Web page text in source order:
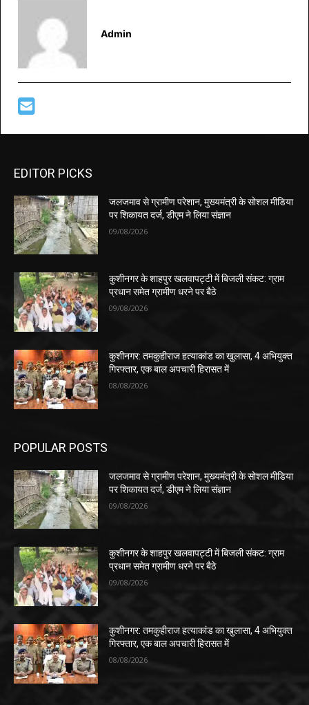
Admin
EDITOR PICKS
जलजमाव से ग्रामीण परेशान, मुख्यमंत्री के सोशल मीडिया
पर शिकायत दर्ज, डीएम ने लिया संज्ञान
09/08/2026
कुशीनगर के शाहपुर खलवापट्टी में बिजली संकट: ग्राम
प्रधान समेत ग्रामीण धरने पर बैठे
09/08/2026
कुशीनगर: तमकुहीराज हत्याकांड का खुलासा, 4 अभियुक्त
गिरफ्तार, एक बाल अपचारी हिरासत में
08/08/2026
POPULAR POSTS
जलजमाव से ग्रामीण परेशान, मुख्यमंत्री के सोशल मीडिया
पर शिकायत दर्ज, डीएम ने लिया संज्ञान
09/08/2026
कुशीनगर के शाहपुर खलवापट्टी में बिजली संकट: ग्राम
प्रधान समेत ग्रामीण धरने पर बैठे
09/08/2026
कुशीनगर: तमकुहीराज हत्याकांड का खुलासा, 4 अभियुक्त
गिरफ्तार, एक बाल अपचारी हिरासत में
08/08/2026